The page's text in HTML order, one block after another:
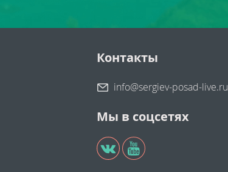
Контакты
info@sergiev-posad-live.ru
Мы в соцсетях